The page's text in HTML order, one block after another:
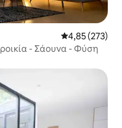
Μέση
4,85 (273)
- Σάουνα - Φύση